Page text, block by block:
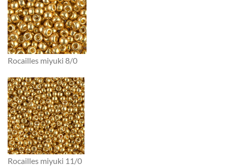
Rocailles miyuki 8/0
Rocailles miyuki 11/0